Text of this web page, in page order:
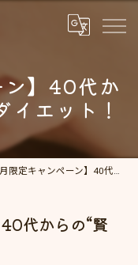
ン】40代か
イエット！
定キャンペーン】40代からの“賢く・美しく“ダイエット！
代からの“賢